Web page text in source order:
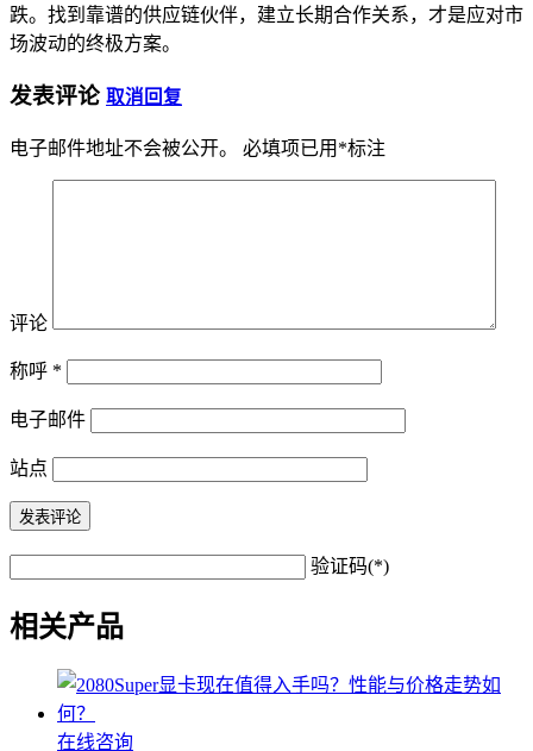
跌。找到靠谱的供应链伙伴，建立长期合作关系，才是应对市
场波动的终极方案。
发表评论 取消回复
电子邮件地址不会被公开。 必填项已用 *标注
评论
称呼 *
电子邮件
站点
验证码(*)
相关产品
在线咨询